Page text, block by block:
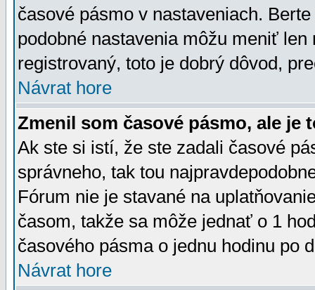
časové pásmo v nastaveniach.
podobné nastavenia môžu meniť
registrovaný, toto je dobrý dôvod,
Návrat hore
Zmenil som časové pásmo, ale je
Ak ste si istí, že ste zadali časové
správneho, tak tou
Fórum nie je stavané na
časom, takže sa môže jednať o 1
časového pásma o jednu hodinu po
Návrat hore